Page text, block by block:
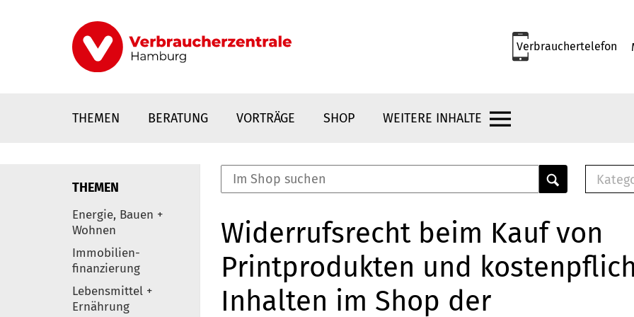
Verbrauchertelefon
THEMEN BERATUNG VORTRÄGE SHOP WEITERE INHALTE
Elemente
THEMEN
Energie, Bauen +
Wohnen
Immobilien-
finanzierung
Lebensmittel +
Ernährung
Widerrufsrecht beim Kauf von
Printprodukten und
Inhalten im Shop der